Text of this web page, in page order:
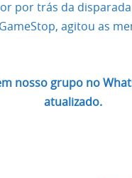
por trás da
agitou as
nosso grupo no
atualizado.